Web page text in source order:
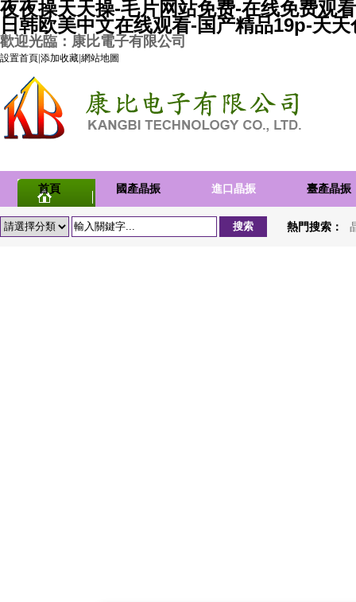
夜夜操天天操-毛片网站免费-在线免费观
日韩欧美中文在线观看-国产精品19p-天
歡迎光臨：康比電子有限公司
設置首頁 添加收藏 網站地圖
首頁 國產晶振 進口晶振 臺產晶振
熱門搜索：